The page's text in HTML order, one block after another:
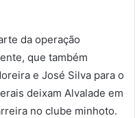
da operação
que também
e José Silva para o
deixam Alvalade em
no clube minhoto.